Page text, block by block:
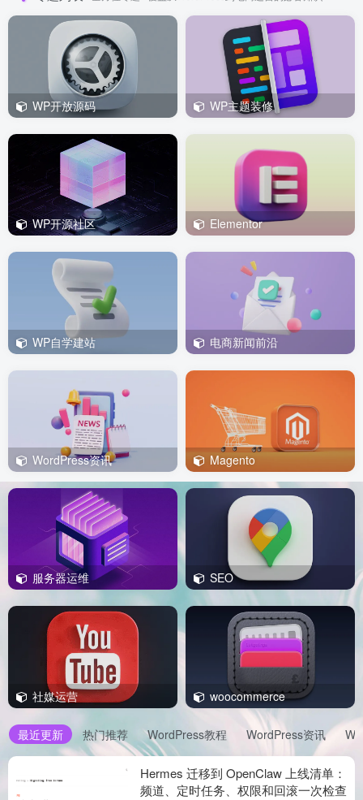
WP开放源码 WP主题装修
WP开源社区 Elementor
WP自学建站 电商新闻前沿
WordPress资讯 Magento
服务器运维 SEO
社媒运营 woocommerce
最近更新 热门推荐 WordPress教程 WordPress资讯
Hermes 迁移到 OpenClaw 上线清单：
频道、定时任务、权限和回滚一次检查